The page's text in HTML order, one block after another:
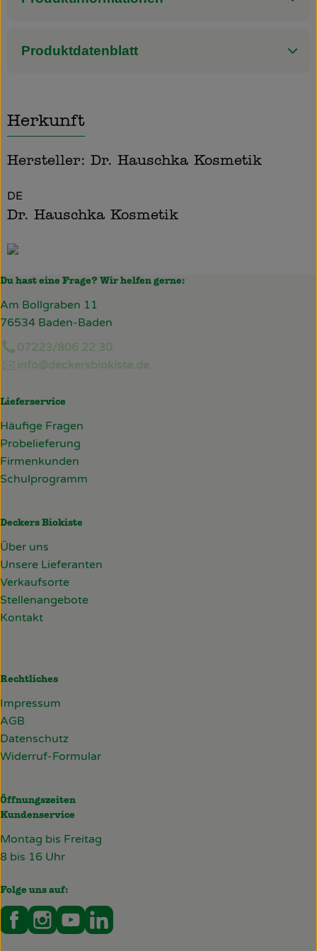
Produktdatenblatt
Herkunft
Hersteller: Dr. Hauschka Kosmetik
DE
Dr. Hauschka Kosmetik
Du hast eine Frage? Wir helfen gerne:
Am Bollgraben 11
76534 Baden-Baden
07223/806 22 30
info@deckersbiokiste.de
Lieferservice
Häufige Fragen
Probelieferung
Firmenkunden
Schulprogramm
Deckers Biokiste
Über uns
Unsere Lieferanten
Verkaufsorte
Stellenangebote
Kontakt
Rechtliches
Impressum
AGB
Datenschutz
Widerruf-Formular
Öffnungszeiten
Kundenservice
Montag bis Freitag
8 bis 16 Uhr
Folge uns auf:
Externer Link zu https://www.facebook.com/
Externer Link zu https://www.instagram.com/
Externer Link zu https://
Externer Link zu https://